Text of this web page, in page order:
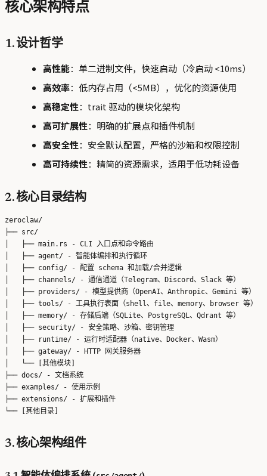
核心架构特点
1. 设计哲学
高性能：单二进制文件，快速启动（冷启动 <10ms）
高效率：低内存占用（<5MB），优化的资源使用
高稳定性：trait 驱动的模块化架构
高可扩展性：明确的扩展点和插件机制
高安全性：安全默认配置，严格的沙箱和权限控制
高可持续性：精简的资源需求，适用于低功耗设备
2. 核心目录结构
zeroclaw/
├── src/
│   ├── main.rs - CLI 入口点和命令路由
│   ├── agent/ - 智能体编排和执行循环
│   ├── config/ - 配置 schema 和加载/合并逻辑
│   ├── channels/ - 通信通道（Telegram、Discord、Slack 等）
│   ├── providers/ - 模型提供商（OpenAI、Anthropic、Gemini 等）
│   ├── tools/ - 工具执行表面（shell、file、memory、browser 等）
│   ├── memory/ - 存储后端（SQLite、PostgreSQL、Qdrant 等）
│   ├── security/ - 安全策略、沙箱、密钥管理
│   ├── runtime/ - 运行时适配器（native、Docker、Wasm）
│   ├── gateway/ - HTTP 网关服务器
│   └── [其他模块]
├── docs/ - 文档系统
├── examples/ - 使用示例
├── extensions/ - 扩展和插件
3. 核心架构组件